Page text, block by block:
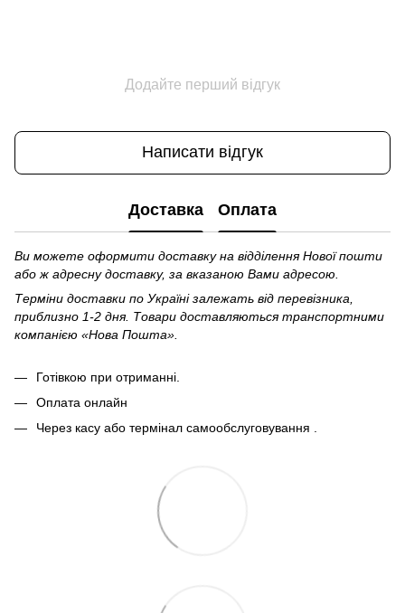
Додайте перший відгук
Написати відгук
Доставка Оплата
Ви можете оформити доставку на відділення Нової пошти
або ж адресну доставку, за вказаною Вами адресою.
Терміни доставки по Україні залежать від перевізника,
приблизно 1-2 дня. Товари доставляються транспортними
компанією «Нова Пошта».
Готівкою при отриманні.
Оплата онлайн
Через касу або термінал самообслуговування .